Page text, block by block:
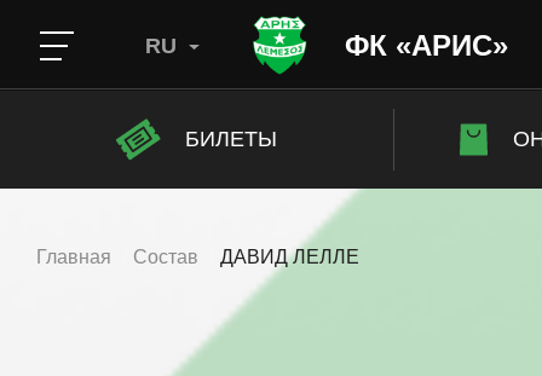
ФК «АРИС»
RU
БИЛЕТЫ
Главная Состав ДАВИД ЛЕЛЛЕ